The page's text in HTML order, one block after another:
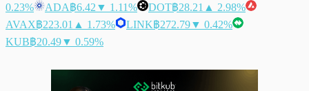
0.23%
ADA฿6.42 ▼ 1.11% DOT฿28.21 ▲ 2.98%
AVAX฿223.01 ▲ 1.73% LINK฿272.79▼ 0.42%
KUB฿20.49▼ 0.59%